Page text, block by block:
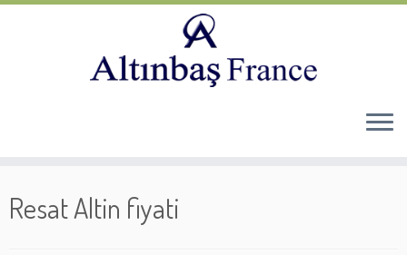
content
Resat Altin fiyati